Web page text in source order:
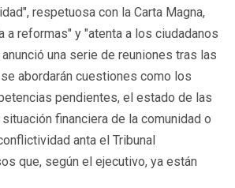
respetuosa con la Carta Magna,
a reformas" y "atenta a los ciudadanos
anunció una serie de reuniones tras las
abordarán cuestiones como los
pendientes, el estado de las
financiera de la comunidad o
anta el Tribunal
que, según el ejecutivo, ya están